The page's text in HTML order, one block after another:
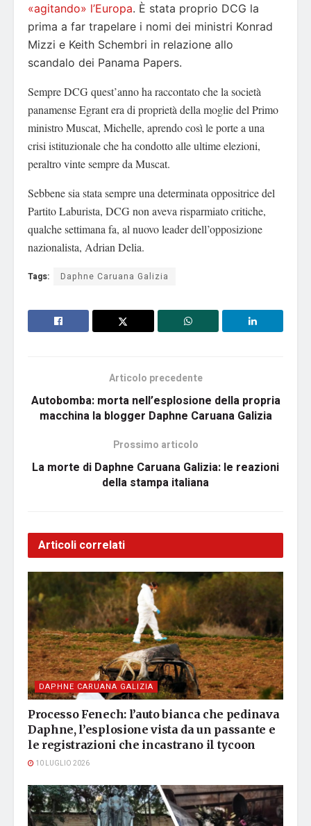
«agitando» l’Europa. È stata proprio DCG la
prima a far trapelare i nomi dei ministri Konrad
Mizzi e Keith Schembri in relazione allo
scandalo dei Panama Papers.
Sempre DCG quest’anno ha raccontato che la società
panamense Egrant era di proprietà della moglie del Primo
ministro Muscat, Michelle, aprendo così le porte a una
crisi istituzionale che ha condotto alle ultime elezioni,
peraltro vinte sempre da Muscat.
Sebbene sia stata sempre una determinata oppositrice del
Partito Laburista, DCG non aveva risparmiato critiche,
qualche settimana fa, al nuovo leader dell’opposizione
nazionalista, Adrian Delia.
Tags: Daphne Caruana Galizia
Articolo precedente
Autobomba: morta nell’esplosione della propria
macchina la blogger Daphne Caruana Galizia
Prossimo articolo
La morte di Daphne Caruana Galizia: le reazioni
della stampa italiana
Articoli correlati
DAPHNE CARUANA GALIZIA
Processo Fenech: l’auto bianca che pedinava
Daphne, l’esplosione vista da un passante e
le registrazioni che incastrano il tycoon
10 LUGLIO 2026